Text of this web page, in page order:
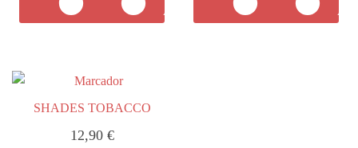
AÑADIR AL CARRITO
SHADES TOBACCO
12,90 €